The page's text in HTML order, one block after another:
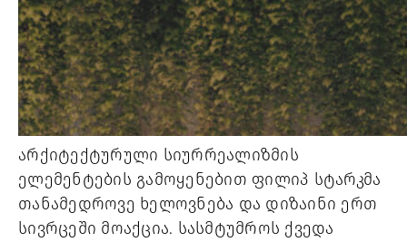
არქიტექტურული სიურრეალიზმის
ელემენტების გამოყენებით ფილიპ სტარკმა
თანამედროვე ხელოვნება და დიზაინი ერთ
სივრცეში მოაქცია. სასმტუმროს ქვედა